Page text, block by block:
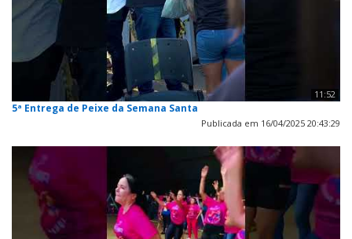
11:52
5ª Entrega de Peixe da Semana Santa
Publicada em 16/04/2025 20:43:29